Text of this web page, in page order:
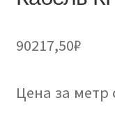
90217,50₽
Цена за метр